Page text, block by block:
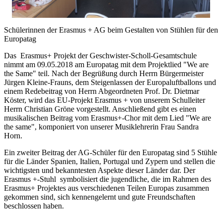
Schülerinnen der Erasmus + AG beim Gestalten von Stühlen für den
Europatag
Das Erasmus+ Projekt der Geschwister-Scholl-Gesamtschule
nimmt am 09.05.2018 am Europatag mit dem Projektlied "We are
the Same" teil. Nach der Begrüßung durch Herrn Bürgermeister
Jürgen Kleine-Frauns, dem Steigenlassen der Europaluftballons und
einem Redebeitrag von Herrn Abgeordneten Prof. Dr. Dietmar
Köster, wird das EU-Projekt Erasmus + von unserem Schulleiter
Herrn Christian Gröne vorgestellt. Anschließend gibt es einen
musikalischen Beitrag vom Erasmus+-Chor mit dem Lied "We are
the same", komponiert von unserer Musiklehrerin Frau Sandra
Horn.
Ein zweiter Beitrag der AG-Schüler für den Europatag sind 5 Stühle
für die Länder Spanien, Italien, Portugal und Zypern und stellen die
wichtigsten und bekanntesten Aspekte dieser Länder dar. Der
Erasmus +-Stuhl symbolisiert die jugendliche, die im Rahmen des
Erasmus+ Projektes aus verschiedenen Teilen Europas zusammen
gekommen sind, sich kennengelernt und gute Freundschaften
beschlossen haben.